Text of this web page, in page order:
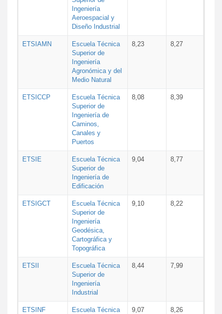
Ingeniería
Aeroespacial y
Diseño Industrial
ETSIAMN
Escuela Técnica
Superior de
Ingeniería
Agronómica y del
Medio Natural
8,23 8,27
ETSICCP
Escuela Técnica
Superior de
Ingeniería de
Caminos,
Canales y
Puertos
8,08 8,39
ETSIE
Escuela Técnica
Superior de
Ingeniería de
Edificación
9,04 8,77
ETSIGCT
Escuela Técnica
Superior de
Ingeniería
Geodésica,
Cartográfica y
Topográfica
9,10 8,22
ETSII
Escuela Técnica
Superior de
Ingeniería
Industrial
8,44 7,99
ETSINF
Escuela Técnica
9,07 8,26